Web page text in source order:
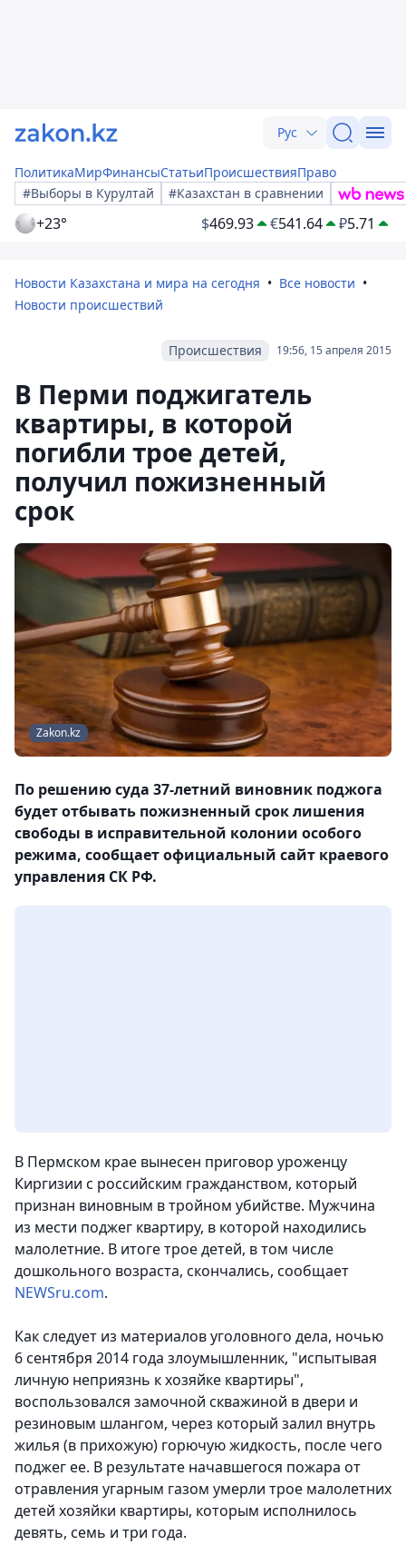
Рус
ПолитикаМирФинансыСтатьиПроисшествияПраво
#Выборы в Курултай
#Казахстан в сравнении
+23° $469.93 €541.64 ₽5.71
Новости Казахстана и мира на сегодня
Все новости
Новости происшествий
19:56, 15 апреля 2015
Происшествия
В Перми поджигатель
квартиры, в которой
погибли трое детей,
получил пожизненный
срок
Zakon.kz
По решению суда 37-летний виновник поджога
будет отбывать пожизненный срок лишения
свободы в исправительной колонии особого
режима, сообщает официальный сайт краевого
управления СК РФ.
В Пермском крае вынесен приговор уроженцу
Киргизии с российским гражданством, который
признан виновным в тройном убийстве. Мужчина
из мести поджег квартиру, в которой находились
малолетние. В итоге трое детей, в том числе
дошкольного возраста, скончались, сообщает
NEWSru.com.
Как следует из материалов уголовного дела, ночью
6 сентября 2014 года злоумышленник, "испытывая
личную неприязнь к хозяйке квартиры",
воспользовался замочной скважиной в двери и
резиновым шлангом, через который залил внутрь
жилья (в прихожую) горючую жидкость, после чего
поджег ее. В результате начавшегося пожара от
отравления угарным газом умерли трое малолетних
детей хозяйки квартиры, которым исполнилось
девять, семь и три года.